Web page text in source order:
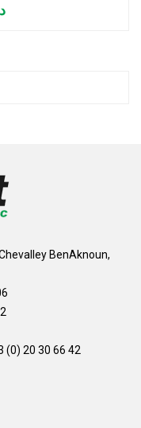
BenAknoun,
(0) 20 30 66 42